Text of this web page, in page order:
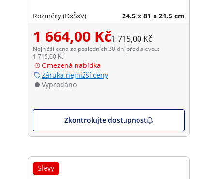
Rozměry (DxŠxV) 24.5 x 81 x 21.5 cm
1 664,00 Kč1 715,00 Kč
Nejnižší cena za posledních 30 dní před slevou:
1 715,00 Kč
Omezená nabídka
Záruka nejnižší ceny
Vyprodáno
Zkontrolujte dostupnost
Slevy